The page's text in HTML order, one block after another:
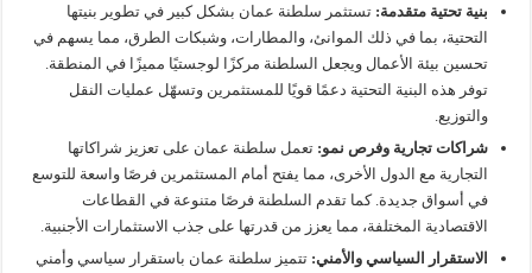
بنية تحتية متقدمة: تستثمر سلطنة عمان بشكل كبير في تطوير بنيتها
التحتية، بما في ذلك الموانئ، والمطارات، وشبكات الطرق، مما يسهم في
تحسين بيئة الأعمال ويجعل السلطنة مركزًا لوجستيًا مميزًا في المنطقة.
توفر هذه البنية التحتية دعمًا قويًا للمستثمرين وتسهّل عمليات النقل
والتوزيع.
شراكات تجارية وفرص نمو: تعمل سلطنة عمان على تعزيز شراكاتها
التجارية مع الدول الأخرى، مما يفتح أمام المستثمرين فرصًا واسعة للتوسع
في أسواق جديدة. كما تقدم السلطنة فرصًا متنوعة في القطاعات
الاقتصادية المختلفة، مما يعزز من قدرتها على جذب الاستثمارات الأجنبية.
الاستقرار السياسي والأمني: تتميز سلطنة عمان باستقرار سياسي وأمني